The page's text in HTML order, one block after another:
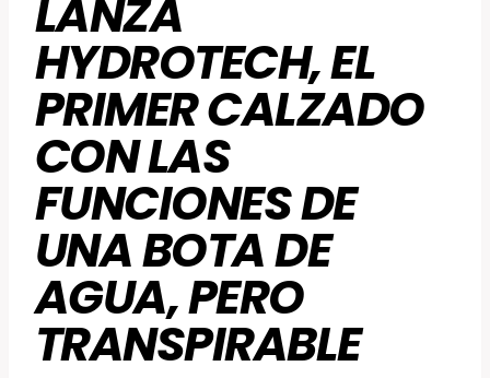
LANZA
HYDROTECH, EL
PRIMER CALZADO
CON LAS
FUNCIONES DE
UNA BOTA DE
AGUA, PERO
TRANSPIRABLE